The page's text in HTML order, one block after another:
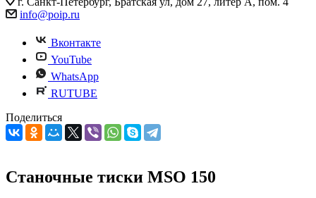
info@poip.ru
Вконтакте
YouTube
WhatsApp
RUTUBE
Поделиться
Станочные тиски MSO 150